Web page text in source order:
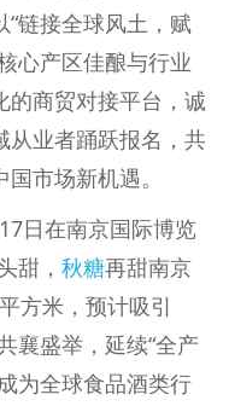
链接全球风土，赋
心产区佳酿与行业
的商贸对接平台，诚
从业者踊跃报名，共
市场新机遇。
日在南京国际博览
甜， 秋糖再甜南京
方米，预计吸引
襄盛举，延续“全产
为全球食品酒类行